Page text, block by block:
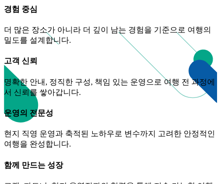
경험 중심
더 많은 장소가 아니라 더 깊이 남는 경험을 기준으로 여행의
밀도를 설계합니다.
고객 신뢰
명확한 안내, 정직한 구성, 책임 있는 운영으로 여행 전 과정에
서 신뢰를 쌓아갑니다.
운영의 전문성
현지 직영 운영과 축적된 노하우로 변수까지 고려한 안정적인
여행을 완성합니다.
함께 만드는 성장